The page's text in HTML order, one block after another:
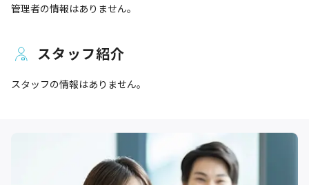
管理者の情報はありません。
スタッフ紹介
スタッフの情報はありません。